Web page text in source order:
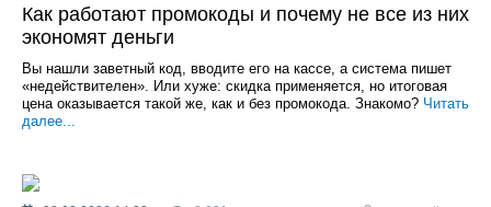
Как работают промокоды и почему не все из них
экономят деньги
Вы нашли заветный код, вводите его на кассе, а система пишет
«недействителен». Или хуже: скидка применяется, но итоговая
цена оказывается такой же, как и без промокода. Знакомо? Читать
далее...